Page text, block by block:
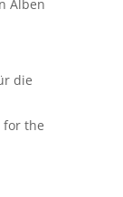
Alben
die
for the